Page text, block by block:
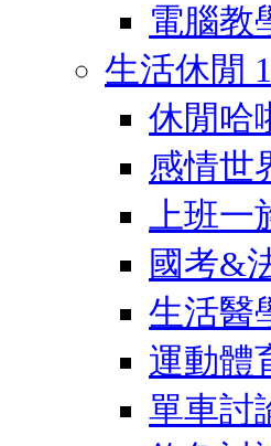
電腦教
生活休閒
休閒哈
感情世
上班一
國考&
生活醫
運動體
單車討